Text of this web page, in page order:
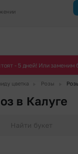
- 5 дней! Или заменим
цветка Розы
в Калуге
Найти букет